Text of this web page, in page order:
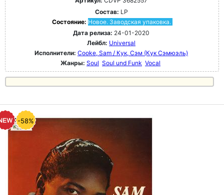
Состав: LP
Состояние: Новое. Заводская упаковка.
Дата релиза: 24-01-2020
Лейбл: Universal
Исполнители: Cooke, Sam / Кук, Сэм (Кук Сэмюэль)
Жанры: Soul Soul und Funk Vocal
-58%